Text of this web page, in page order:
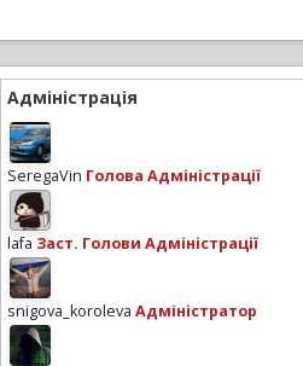
Адміністрація
SeregaVin Голова Адміністрації
lafa Заст. Голови Адміністрації
snigova_koroleva Адміністратор